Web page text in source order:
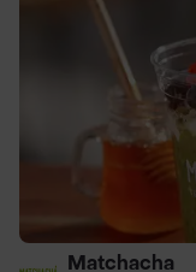
Matchacha